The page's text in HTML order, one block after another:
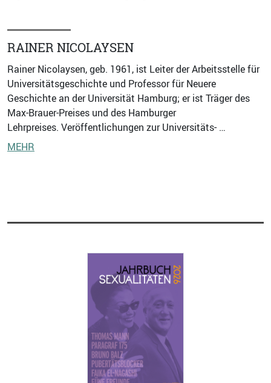
RAINER NICOLAYSEN
Rainer Nicolaysen, geb. 1961, ist Leiter der Arbeitsstelle für
Universitätsgeschichte und Professor für Neuere
Geschichte an der Universität Hamburg; er ist Träger des
Max-Brauer-Preises und des Hamburger
Lehrpreises. Veröffentlichungen zur Universitäts- …
MEHR